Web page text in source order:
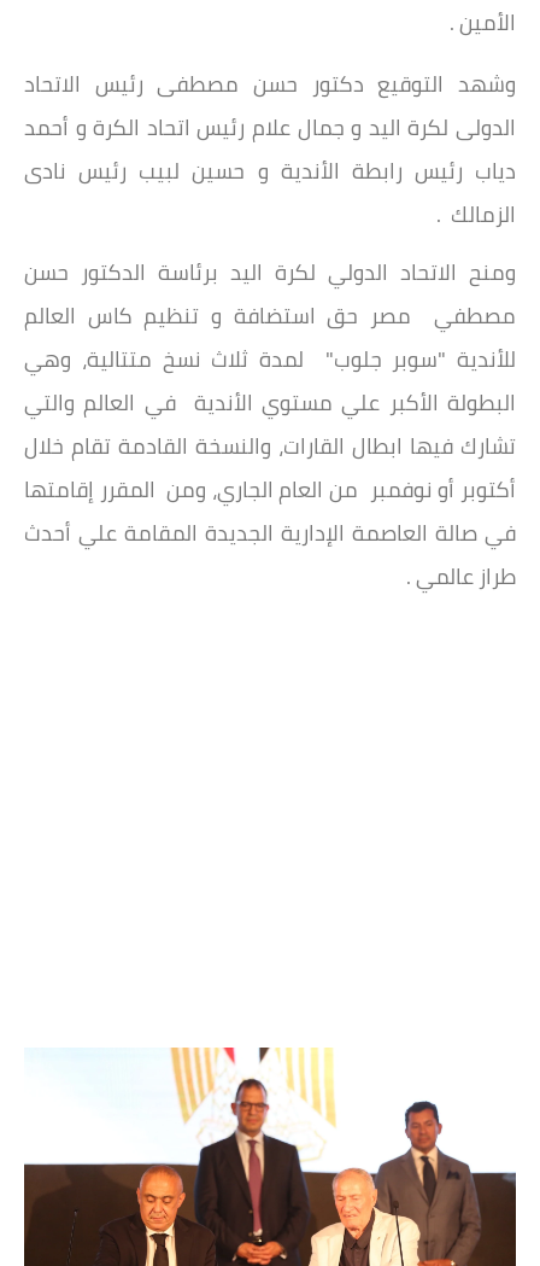
الأمين .
وشهد التوقيع دكتور حسن مصطفى رئيس الاتحاد
الدولى لكرة اليد و جمال علام رئيس اتحاد الكرة و أحمد
دياب رئيس رابطة الأندية و حسين لبيب رئيس نادى
الزمالك .
ومنح الاتحاد الدولي لكرة اليد برئاسة الدكتور حسن
مصطفي مصر حق استضافة و تنظيم كاس العالم
للأندية "سوبر جلوب" لمدة ثلاث نسخ متتالية، وهي
البطولة الأكبر علي مستوي الأندية في العالم والتي
تشارك فيها ابطال القارات، والنسخة القادمة تقام خلال
أكتوبر أو نوفمبر من العام الجاري، ومن المقرر إقامتها
في صالة العاصمة الإدارية الجديدة المقامة علي أحدث
طراز عالمي .